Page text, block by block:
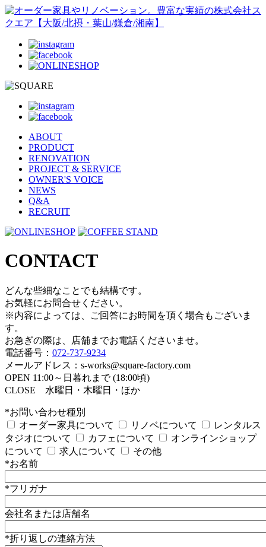
ABOUT
PRODUCT
RENOVATION
PROJECT & SERVICE
OWNER'S VOICE
NEWS
Q&A
RECRUIT
CONTACT
どんな些細なことでも結構です。
お気軽にお問合せください。
※内容によっては、ご回答にお時間を頂く場合もございま
す。
お急ぎの際は、店舗までお電話くださいませ。
電話番号： 072-737-9234
メールアドレス：s-works@square-factory.com
OPEN 11:00～日暮れまで (18:00頃)
CLOSE 水曜日・木曜日・ほか
*お問い合わせ種別
オーダー家具について
リノベについて
レンタルス
タジオについて
カフェについて
オンラインショップ
について
求人について
その他
*お名前
*フリガナ
会社名または店舗名
*折り返しの連絡方法